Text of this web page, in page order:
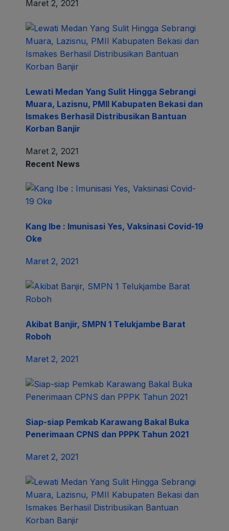
Maret 2, 2021
Lewati Medan Yang Sulit Hingga Sebrangi
Muara, Lazisnu, PMII Kabupaten Bekasi dan
Ismakes Berhasil Distribusikan Bantuan
Korban Banjir
Maret 2, 2021
Recent News
Kang Ibe : Imunisasi Yes, Vaksinasi Covid-19
Oke
Maret 2, 2021
Akibat Banjir, SMPN 1 Telukjambe Barat
Roboh
Maret 2, 2021
Siap-siap Pemkab Karawang Bakal Buka
Penerimaan CPNS dan PPPK Tahun 2021
Maret 2, 2021